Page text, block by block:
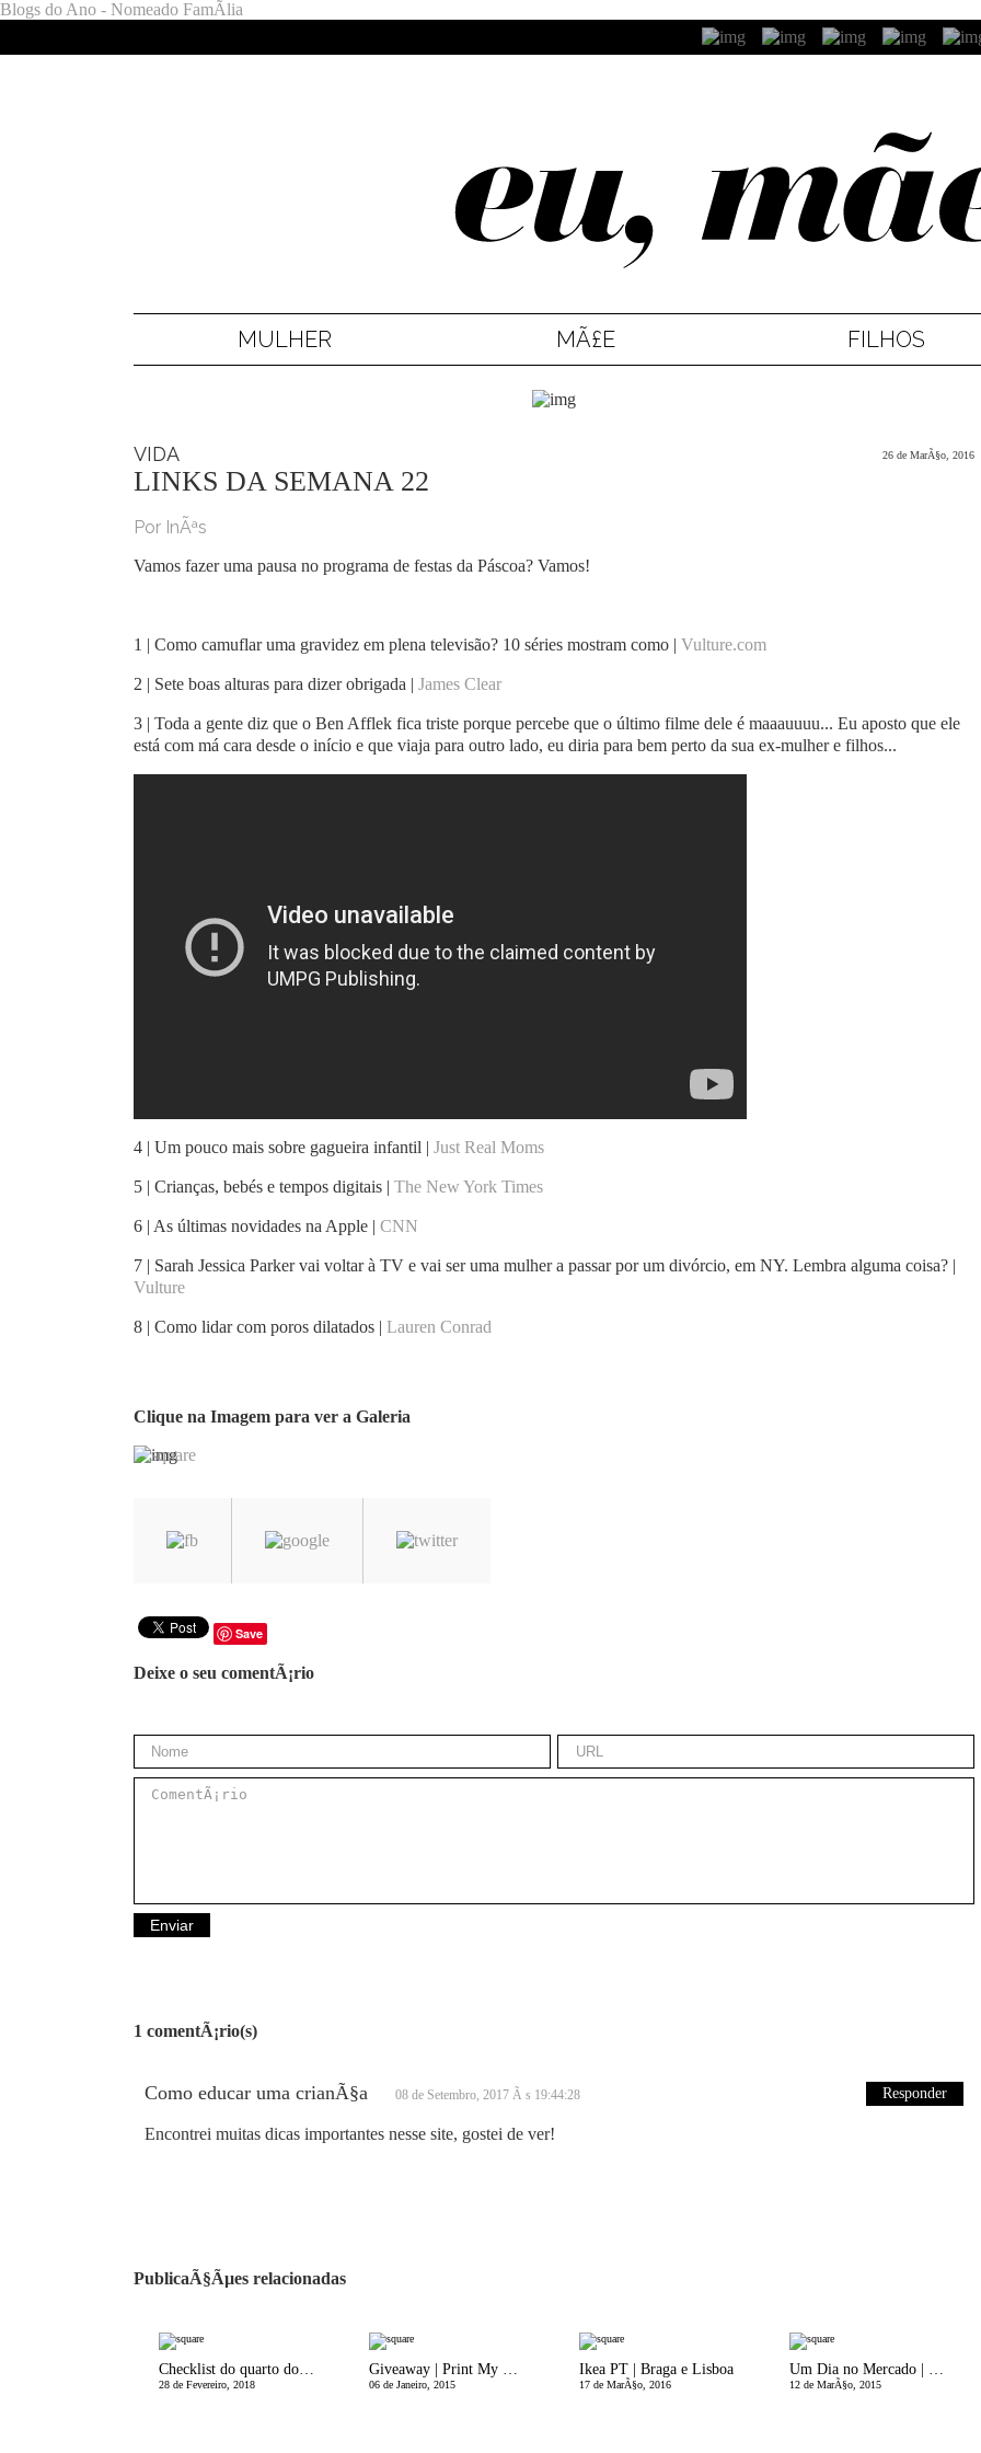
Blogs do Ano - Nomeado FamÃ­lia
MULHER MÃ£E FILHOS
VIDA 26 de MarÃ§o, 2016
LINKS DA SEMANA 22
Por InÃªs
Vamos fazer uma pausa no programa de festas da Páscoa? Vamos!
1 | Como camuflar uma gravidez em plena televisão? 10 séries mostram como | Vulture.com
2 | Sete boas alturas para dizer obrigada | James Clear
3 | Toda a gente diz que o Ben Afflek fica triste porque percebe que o último filme dele é maaauuuu... Eu aposto que ele
está com má cara desde o início e que viaja para outro lado, eu diria para bem perto da sua ex-mulher e filhos...
4 | Um pouco mais sobre gagueira infantil | Just Real Moms
5 | Crianças, bebés e tempos digitais | The New York Times
6 | As últimas novidades na Apple | CNN
7 | Sarah Jessica Parker vai voltar à TV e vai ser uma mulher a passar por um divórcio, em NY. Lembra alguma coisa? |
Vulture
8 | Como lidar com poros dilatados | Lauren Conrad
Clique na Imagem para ver a Galeria
Save
Deixe o seu comentÃ¡rio
1 comentÃ¡rio(s)
Como educar uma crianÃ§a 08 de Setembro, 2017 Ã s 19:44:28 Responder
Encontrei muitas dicas importantes nesse site, gostei de ver!
PublicaÃ§Ãµes relacionadas
28 de Fevereiro, 2018 06 de Janeiro, 2015
Ikea PT | Braga e Lisboa
17 de MarÃ§o, 2016 12 de MarÃ§o, 2015